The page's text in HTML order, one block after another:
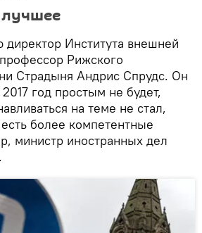
Института внешней
Рижского
Страдыня Андрис Спрудс. Он
год простым не будет,
на теме не стал,
более компетентные
министр иностранных дел